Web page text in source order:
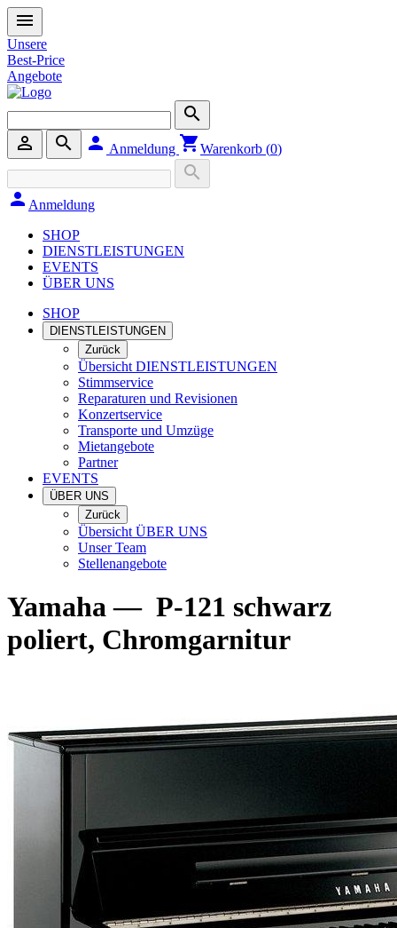
menu
Unsere
Best-Price
Angebote
search
person_outline
search person Anmeldung shopping_cartWarenkorb (0)
search
person Anmeldung
SHOP
DIENSTLEISTUNGEN
EVENTS
ÜBER UNS
SHOP
DIENSTLEISTUNGEN
Zurück
Übersicht DIENSTLEISTUNGEN
Stimmservice
Reparaturen und Revisionen
Konzertservice
Transporte und Umzüge
Mietangebote
Partner
EVENTS
ÜBER UNS
Zurück
Übersicht ÜBER UNS
Unser Team
Stellenangebote
Yamaha— P-121 schwarz
poliert, Chromgarnitur